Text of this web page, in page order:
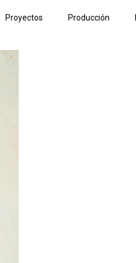
Proyectos Producción